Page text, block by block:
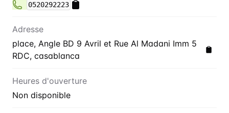
0520292223
Adresse
place, Angle BD 9 Avril et Rue Al Madani Imm 5
RDC, casablanca
Heures d'ouverture
Non disponible